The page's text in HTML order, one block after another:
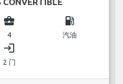
business_center
4
local_gas_station
汽油
login
2 门